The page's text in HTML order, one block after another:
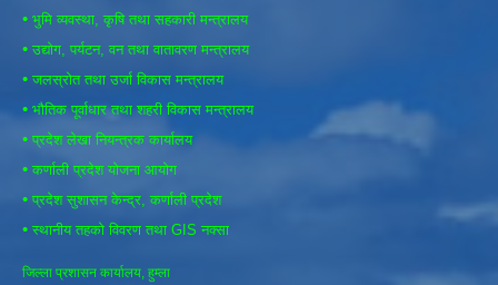
• भुमि व्यवस्था, कृषि तथा सहकारी मन्त्रालय
• उद्योग, पर्यटन, वन तथा वातावरण मन्त्रालय
• जलस्रोत तथा उर्जा विकास मन्त्रालय
• भौतिक पूर्वाधार तथा शहरी विकास मन्त्रालय
• प्रदेश लेखा नियन्त्रक कार्यालय
• कर्णाली प्रदेश योजना आयोग
• प्रदेश सुशासन केन्द्र, कर्णाली प्रदेश
• स्थानीय तहको विवरण तथा GIS नक्सा
जिल्ला प्रशासन कार्यालय, हुम्ला